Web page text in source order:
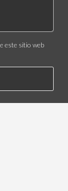
este sitio web